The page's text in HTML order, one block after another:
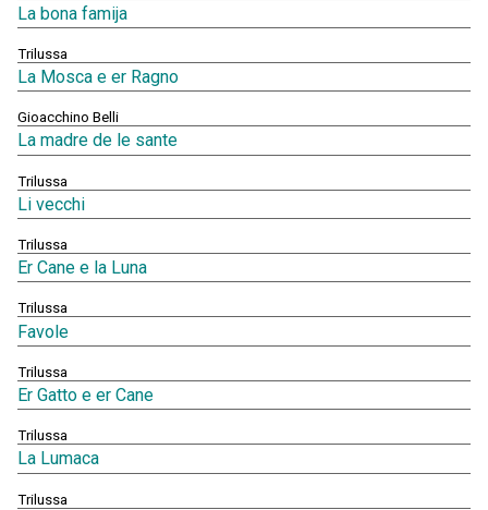
La bona famija
Trilussa
La Mosca e er Ragno
Gioacchino Belli
La madre de le sante
Trilussa
Li vecchi
Trilussa
Er Cane e la Luna
Trilussa
Favole
Trilussa
Er Gatto e er Cane
Trilussa
La Lumaca
Trilussa